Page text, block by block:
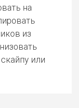
на
из
или